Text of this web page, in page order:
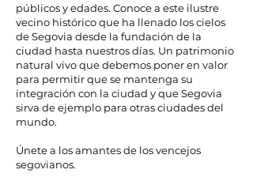
públicos y edades. Conoce a este ilustre
vecino histórico que ha llenado los cielos
de Segovia desde la fundación de la
ciudad hasta nuestros días. Un patrimonio
natural vivo que debemos poner en valor
para permitir que se mantenga su
integración con la ciudad y que Segovia
sirva de ejemplo para otras ciudades del
mundo.
Únete a los amantes de los vencejos
segovianos.